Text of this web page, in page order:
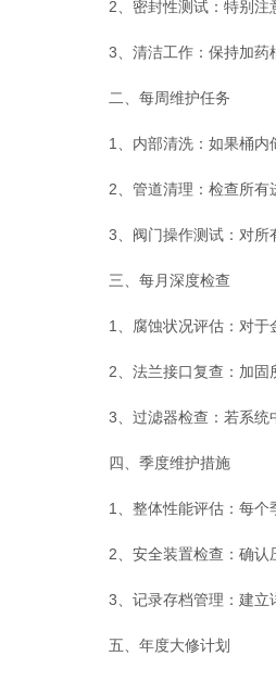
2、密封性测试：特别注意
3、清洁工作：保持加药桶
二、每周维护任务
1、内部清洗：如果桶内储
2、管道清理：检查所有进
3、阀门操作测试：对所有
三、每月深度检查
1、腐蚀状况评估：对于金
2、法兰接口复查：加固所
3、过滤器检查：若系统中
四、季度维护措施
1、整体性能评估：每个季
2、安全装置检查：确认压
3、记录存档管理：建立详
五、年度大修计划